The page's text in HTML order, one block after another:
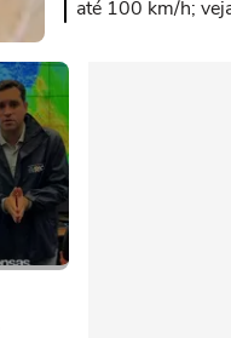
até 100 km/h;